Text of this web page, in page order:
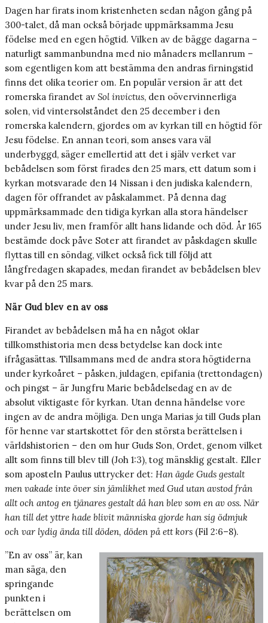
Dagen har firats inom kristenheten sedan någon gång på
300-talet, då man också började uppmärksamma Jesu
födelse med en egen högtid. Vilken av de bägge dagarna –
naturligt sammanbundna med nio månaders mellanrum –
som egentligen kom att bestämma den andras firningstid
finns det olika teorier om. En populär version är att det
romerska firandet av Sol invictus, den oövervinnerliga
solen, vid vintersolståndet den 25 december i den
romerska kalendern, gjordes om av kyrkan till en högtid för
Jesu födelse. En annan teori, som anses vara väl
underbyggd, säger emellertid att det i själv verket var
bebådelsen som först firades den 25 mars, ett datum som i
kyrkan motsvarade den 14 Nissan i den judiska kalendern,
dagen för offrandet av påskalammet. På denna dag
uppmärksammade den tidiga kyrkan alla stora händelser
under Jesu liv, men framför allt hans lidande och död. År 165
bestämde dock påve Soter att firandet av påskdagen skulle
flyttas till en söndag, vilket också fick till följd att
långfredagen skapades, medan firandet av bebådelsen blev
kvar på den 25 mars.
När Gud blev en av oss
Firandet av bebådelsen må ha en något oklar
tillkomsthistoria men dess betydelse kan dock inte
ifrågasättas. Tillsammans med de andra stora högtiderna
under kyrkoåret – påsken, juldagen, epifania (trettondagen)
och pingst – är Jungfru Marie bebådelsedag en av de
absolut viktigaste för kyrkan. Utan denna händelse vore
ingen av de andra möjliga. Den unga Marias ja till Guds plan
för henne var startskottet för den största berättelsen i
världshistorien – den om hur Guds Son, Ordet, genom vilket
allt som finns till blev till (Joh 1:3), tog mänsklig gestalt. Eller
som aposteln Paulus uttrycker det: Han ägde Guds gestalt
men vakade inte över sin jämlikhet med Gud utan avstod från
allt och antog en tjänares gestalt då han blev som en av oss. När
han till det yttre hade blivit människa gjorde han sig ödmjuk
och var lydig ända till döden, döden på ett kors (Fil 2:6–8).
”En av oss” är, kan
man säga, den
springande
punkten i
berättelsen om